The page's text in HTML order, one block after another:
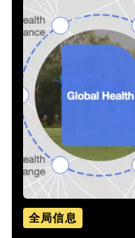
全局信息